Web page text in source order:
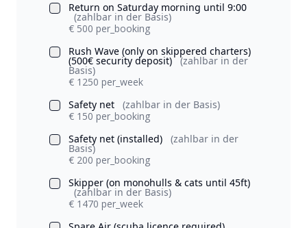
Return on Saturday morning until 9:00
(zahlbar in der Basis)
€ 500 per_booking
Rush Wave (only on skippered charters)
(500€ security deposit) (zahlbar in der
Basis)
€ 1250 per_week
Safety net
(zahlbar in der Basis)
€ 150 per_booking
Safety net (installed)
(zahlbar in der
Basis)
€ 200 per_booking
Skipper (on monohulls & cats until 45ft)
(zahlbar in der Basis)
€ 1470 per_week